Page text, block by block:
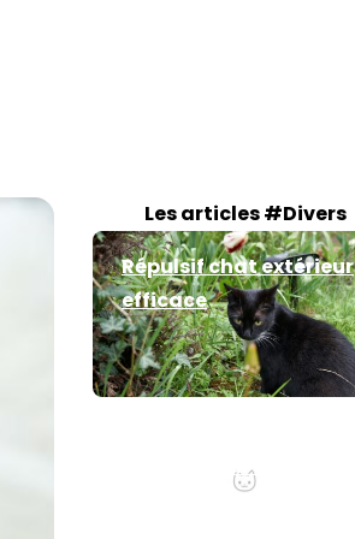
Les articles #Divers
Répulsif chat extérieur
efficace
fenêtre pour son chat